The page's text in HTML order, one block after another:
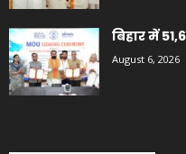
बिहार में
August 6, 2026